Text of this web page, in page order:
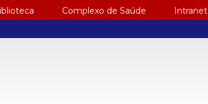
Complexo de Saúde Intranet